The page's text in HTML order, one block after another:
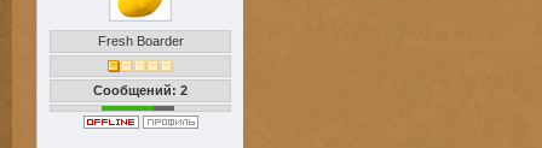
Fresh Boarder
Сообщений: 2